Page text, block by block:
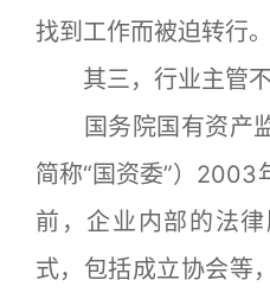
找到工作而被迫转行。
其三，行业主管不
国务院国有资产监
简称“国资委”）2003
前，企业内部的法
式，包括成立协会等